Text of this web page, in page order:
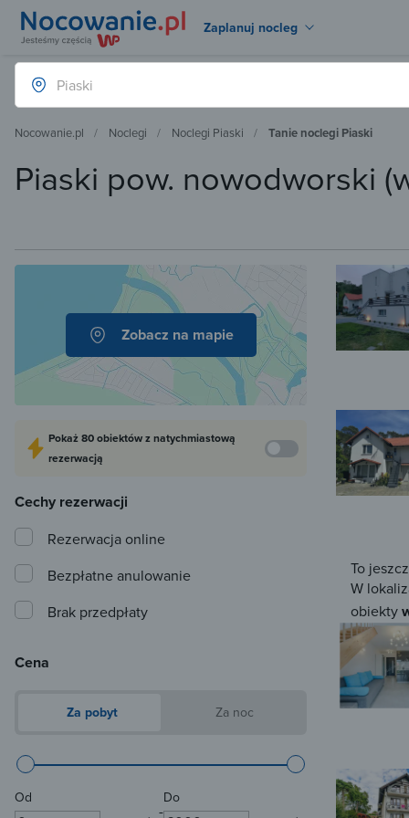
Zaplanuj nocleg
Nocowanie.pl Noclegi Noclegi Piaski Tanie noclegi Piaski
Piaski pow. nowodworski
To
W
obiekty
Zobacz na mapie
Pokaż80 obiektówz natychmiastową
rezerwacją
Cechy rezerwacji
Rezerwacja online
Bezpłatne anulowanie
Brak przedpłaty
Cena
Za pobyt Za noc
Od
-
Do